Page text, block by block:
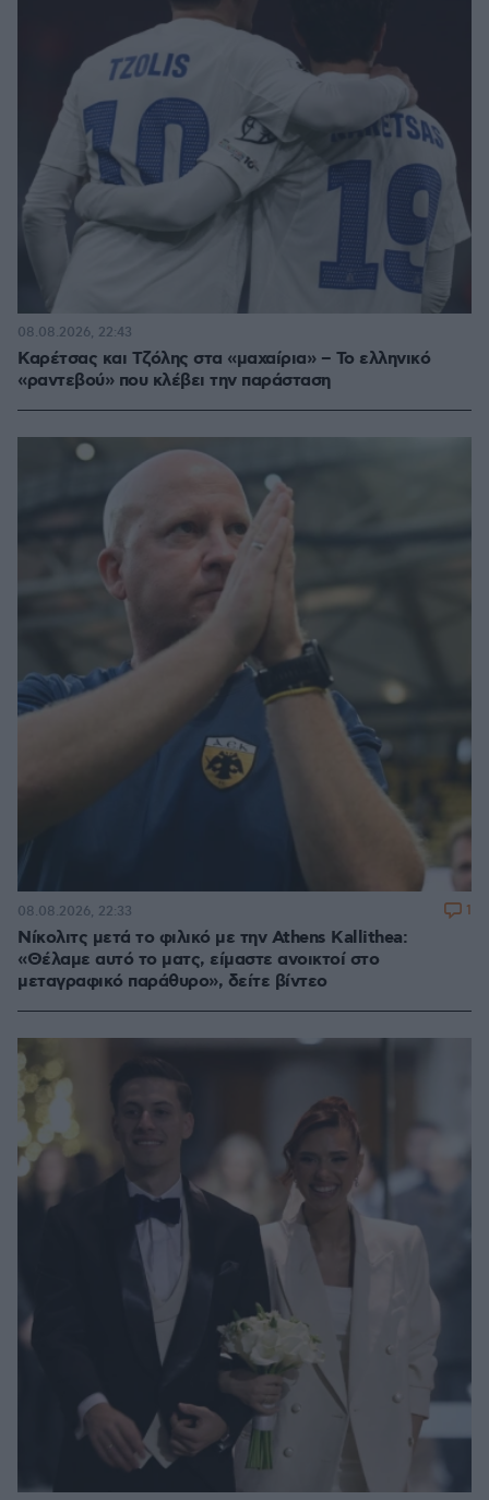
Καρέτσας και Τζόλης στα «μαχαίρια» – Το ελληνικό
«ραντεβού» που κλέβει την παράσταση
08.08.2026, 22:43
Νίκολιτς μετά το φιλικό με την Athens Kallithea:
«Θέλαμε αυτό το ματς, είμαστε ανοικτοί στο
μεταγραφικό παράθυρο», δείτε βίντεο
08.08.2026, 22:33 1